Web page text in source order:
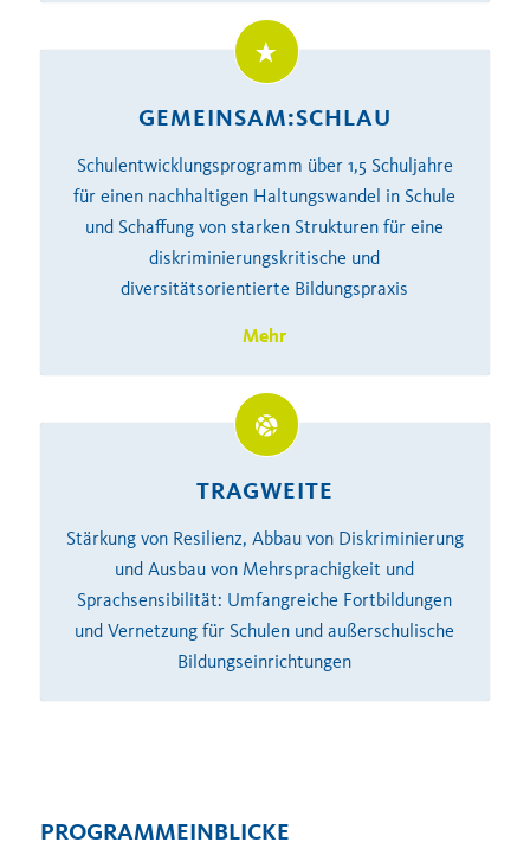
GEMEINSAM:SCHLAU
Schulentwicklungsprogramm über 1,5 Schuljahre
für einen nachhaltigen Haltungswandel in Schule
und Schaffung von starken Strukturen für eine
diskriminierungskritische und
diversitätsorientierte Bildungspraxis
Mehr
TRAGWEITE
Stärkung von Resilienz, Abbau von Diskriminierung
und Ausbau von Mehrsprachigkeit und
Sprachsensibilität: Umfangreiche Fortbildungen
und Vernetzung für Schulen und außerschulische
Bildungseinrichtungen
PROGRAMMEINBLICKE